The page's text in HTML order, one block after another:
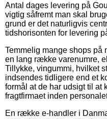
Antal dages levering på
vigtig såfremt man skal
grund er det naturligvis
tidshorisonten for levering
Temmelig mange shops på
en lang række varenumre,
Tillykke, vingummi, hvilket
indsendes tidligere end et
formål at de har udsigt til at
fragtfirmaet inden
En række e-handler i